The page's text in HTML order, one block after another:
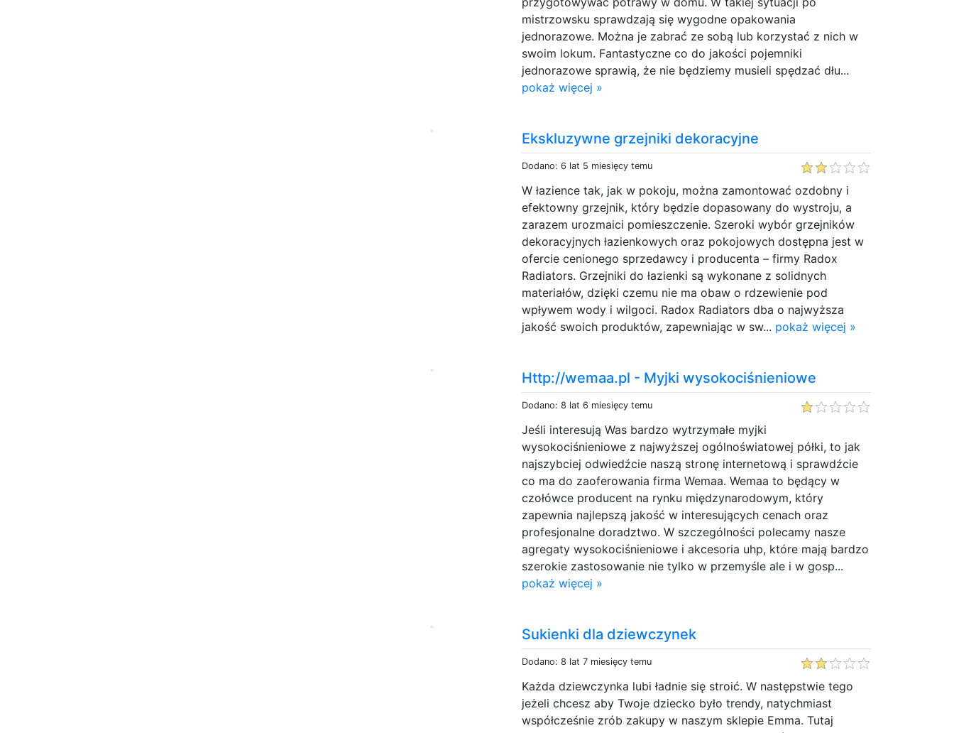
mistrzowsku sprawdzają się wygodne opakowania
jednorazowe. Można je zabrać ze sobą lub korzystać z nich w
swoim lokum. Fantastyczne co do jakości pojemniki
jednorazowe sprawią, że nie będziemy musieli spędzać dłu...
pokaż więcej »
Ekskluzywne grzejniki dekoracyjne
Dodano: 6 lat 5 miesięcy temu
W łazience tak, jak w pokoju, można zamontować ozdobny i
efektowny grzejnik, który będzie dopasowany do wystroju, a
zarazem urozmaici pomieszczenie. Szeroki wybór grzejników
dekoracyjnych łazienkowych oraz pokojowych dostępna jest w
ofercie cenionego sprzedawcy i producenta – firmy Radox
Radiators. Grzejniki do łazienki są wykonane z solidnych
materiałów, dzięki czemu nie ma obaw o rdzewienie pod
wpływem wody i wilgoci. Radox Radiators dba o najwyższa
jakość swoich produktów, zapewniając w sw... pokaż więcej »
Http://wemaa.pl - Myjki wysokociśnieniowe
Dodano: 8 lat 6 miesięcy temu
Jeśli interesują Was bardzo wytrzymałe myjki
wysokociśnieniowe z najwyższej ogólnoświatowej półki, to jak
najszybciej odwiedźcie naszą stronę internetową i sprawdźcie
co ma do zaoferowania firma Wemaa. Wemaa to będący w
czołówce producent na rynku międzynarodowym, który
zapewnia najlepszą jakość w interesujących cenach oraz
profesjonalne doradztwo. W szczególności polecamy nasze
agregaty wysokociśnieniowe i akcesoria uhp, które mają bardzo
szerokie zastosowanie nie tylko w przemyśle ale i w gosp...
pokaż więcej »
Sukienki dla dziewczynek
Dodano: 8 lat 7 miesięcy temu
Każda dziewczynka lubi ładnie się stroić. W następstwie tego
jeżeli chcesz aby Twoje dziecko było trendy, natychmiast
współcześnie zrób zakupy w naszym sklepie Emma. Tutaj